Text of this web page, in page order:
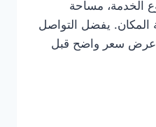
الخدمة، مساحة
المكان. يفضل التواصل
عرض سعر واضح قبل